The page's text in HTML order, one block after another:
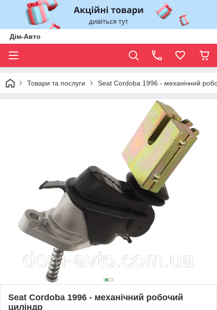
Дім-Авто
Товари та послуги Seat Cordoba 1996 - механічний
Seat Cordoba 1996 - механічний робочий
циліндр